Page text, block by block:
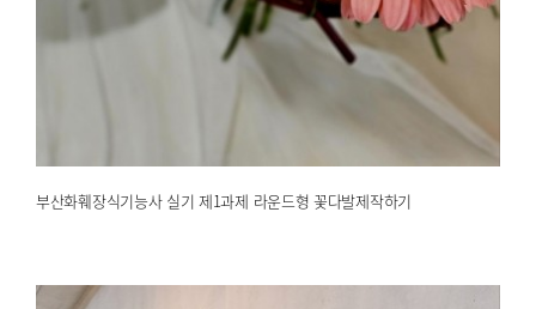
부산화훼장식기능사 실기 제1과제 라운드형 꽃다발제작하기
해운대한국문화센터
부산화훼장식기능사 실기 제1과제 라운드형 꽃다발제작하기